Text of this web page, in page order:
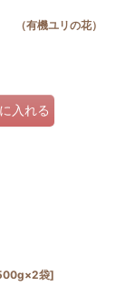
（有機ユリの花）
入れる
袋]